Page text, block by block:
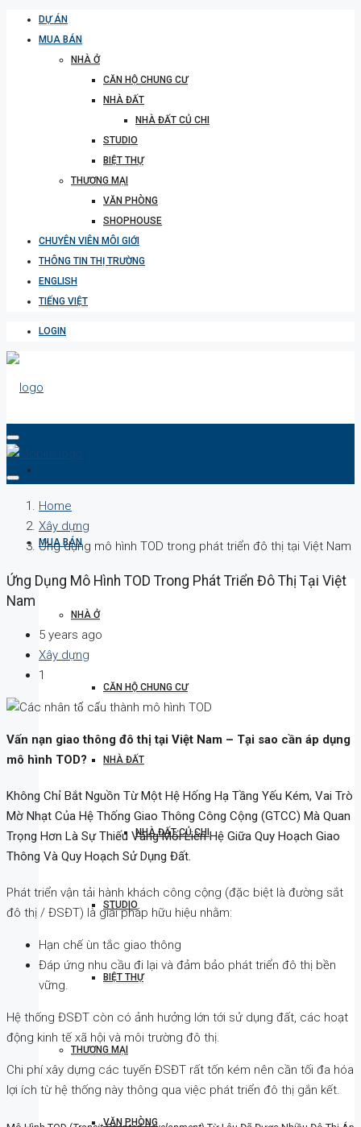
DỰ ÁN
MUA BÁN
NHÀ Ở
CĂN HỘ CHUNG CƯ
NHÀ ĐẤT
NHÀ ĐẤT CỦ CHI
STUDIO
BIỆT THỰ
THƯƠNG MẠI
VĂN PHÒNG
SHOPHOUSE
CHUYÊN VIÊN MÔI GIỚI
THÔNG TIN THỊ TRƯỜNG
ENGLISH
TIẾNG VIỆT
LOGIN
MUA BÁN
NHÀ Ở
CĂN HỘ CHUNG CƯ
NHÀ ĐẤT
NHÀ ĐẤT CỦ CHI
STUDIO
BIỆT THỰ
THƯƠNG MẠI
VĂN PHÒNG
Home
Xây dựng
Ứng dụng mô hình TOD trong phát triển đô thị tại Việt Nam
Ứng Dụng Mô Hình TOD Trong Phát Triển Đô Thị Tại Việt
Nam
5 years ago
Xây dựng
1
Vấn nạn giao thông đô thị tại Việt Nam – Tại sao cần áp dụng
mô hình TOD?
Không Chỉ Bắt Nguồn Từ Một Hệ Hống Hạ Tầng Yếu Kém, Vai Trò
Mờ Nhạt Của Hệ Thống Giao Thông Công Cộng (GTCC) Mà Quan
Trọng Hơn Là Sự Thiếu Vắng Mối Liên Hệ Giữa Quy Hoạch Giao
Thông Và Quy Hoạch Sử Dụng Đất.
Phát triển vận tải hành khách công cộng (đặc biệt là đường sắt
đô thị / ĐSĐT) là giải pháp hữu hiệu nhằm:
Hạn chế ùn tắc giao thông
Đáp ứng nhu cầu đi lại và đảm bảo phát triển đô thị bền
vững.
Hệ thống ĐSĐT còn có ảnh hưởng lớn tới sử dụng đất, các hoạt
động kinh tế xã hội và môi trường đô thị.
Chi phí xây dựng các tuyến ĐSĐT rất tốn kém nên cần tối đa hóa
lợi ích từ hệ thống này thông qua việc phát triển đô thị gắn kết.